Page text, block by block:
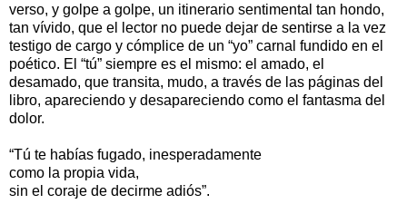
verso, y golpe a golpe, un itinerario sentimental tan hondo,
tan vívido, que el lector no puede dejar de sentirse a la vez
testigo de cargo y cómplice de un “yo” carnal fundido en el
poético. El “tú” siempre es el mismo: el amado, el
desamado, que transita, mudo, a través de las páginas del
libro, apareciendo y desapareciendo como el fantasma del
dolor.
“Tú te habías fugado, inesperadamente
como la propia vida,
sin el coraje de decirme adiós”.